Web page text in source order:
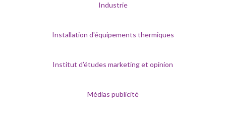
Industrie
Installation d'équipements thermiques
Institut d’études marketing et opinion
Médias publicité